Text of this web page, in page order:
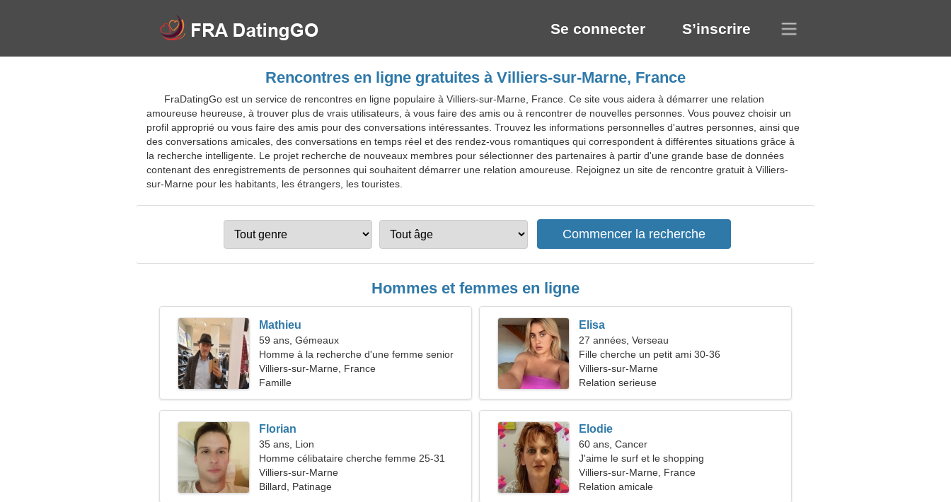
Se connecter S’inscrire
Rencontres en ligne gratuites à Villiers-sur-Marne, France
FraDatingGo est un service de rencontres en ligne populaire à Villiers-sur-Marne, France. Ce site vous aidera à démarrer une relation
amoureuse heureuse, à trouver plus de vrais utilisateurs, à vous faire des amis ou à rencontrer de nouvelles personnes. Vous pouvez choisir un
profil approprié ou vous faire des amis pour des conversations intéressantes. Trouvez les informations personnelles d'autres personnes, ainsi que
des conversations amicales, des conversations en temps réel et des rendez-vous romantiques qui correspondent à différentes situations grâce à
la recherche intelligente. Le projet recherche de nouveaux membres pour sélectionner des partenaires à partir d'une grande base de données
contenant des enregistrements de personnes qui souhaitent démarrer une relation amoureuse. Rejoignez un site de rencontre gratuit à Villiers-
sur-Marne pour les habitants, les étrangers, les touristes.
Hommes et femmes en ligne
Mathieu
59 ans, Gémeaux
Homme à la recherche d'une femme senior
Villiers-sur-Marne, France
Famille
Elisa
27 années, Verseau
Fille cherche un petit ami 30-36
Villiers-sur-Marne
Relation serieuse
Florian
35 ans, Lion
Homme célibataire cherche femme 25-31
Villiers-sur-Marne
Billard, Patinage
Elodie
60 ans, Cancer
J'aime le surf et le shopping
Villiers-sur-Marne, France
Relation amicale